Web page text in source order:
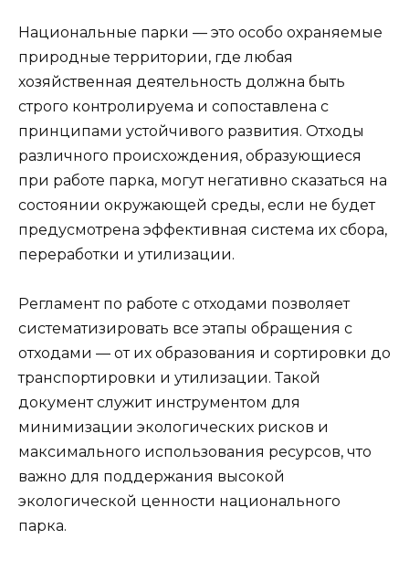
Национальные парки — это особо охраняемые
природные территории, где любая
хозяйственная деятельность должна быть
строго контролируема и сопоставлена с
принципами устойчивого развития. Отходы
различного происхождения, образующиеся
при работе парка, могут негативно сказаться на
состоянии окружающей среды, если не будет
предусмотрена эффективная система их сбора,
переработки и утилизации.
Регламент по работе с отходами позволяет
систематизировать все этапы обращения с
отходами — от их образования и сортировки до
транспортировки и утилизации. Такой
документ служит инструментом для
минимизации экологических рисков и
максимального использования ресурсов, что
важно для поддержания высокой
экологической ценности национального
парка.